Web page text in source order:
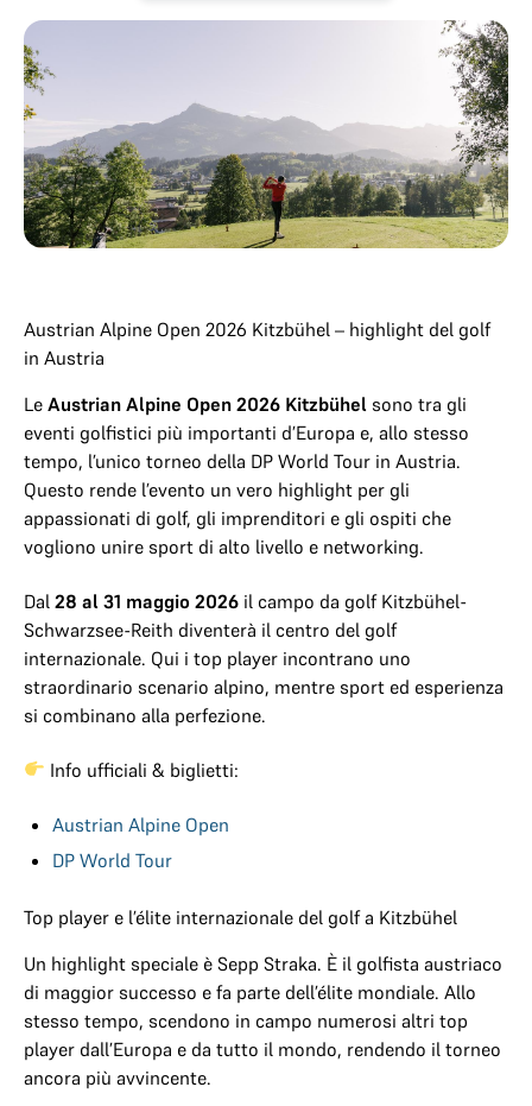
Austrian Alpine Open 2026 Kitzbühel – highlight del golf
in Austria
Le Austrian Alpine Open 2026 Kitzbühel sono tra gli
eventi golfistici più importanti d’Europa e, allo stesso
tempo, l’unico torneo della DP World Tour in Austria.
Questo rende l’evento un vero highlight per gli
appassionati di golf, gli imprenditori e gli ospiti che
vogliono unire sport di alto livello e networking.
Dal 28 al 31 maggio 2026 il campo da golf Kitzbühel-
Schwarzsee-Reith diventerà il centro del golf
internazionale. Qui i top player incontrano uno
straordinario scenario alpino, mentre sport ed esperienza
si combinano alla perfezione.
Info ufficiali & biglietti:
Austrian Alpine Open
DP World Tour
Top player e l’élite internazionale del golf a Kitzbühel
Un highlight speciale è Sepp Straka. È il golfista austriaco
di maggior successo e fa parte dell’élite mondiale. Allo
stesso tempo, scendono in campo numerosi altri top
player dall’Europa e da tutto il mondo, rendendo il torneo
ancora più avvincente.